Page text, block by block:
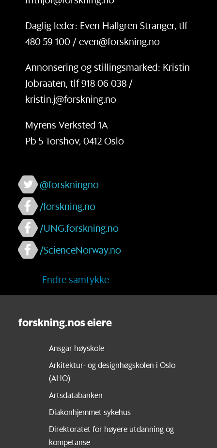
Daglig leder: Even Hallgren Stranger, tlf
480 59 100 / even@forskning.no
Annonsering og stillingsmarked: Kristin
Jobraaten, tlf 918 06 038 /
kristin.j@forskning.no
Myrens Verksted 1A
Pb 5 Torshov, 0412 Oslo
@forskningno
/forskning.no
/UNG.forskning.no
/ScienceNorway.no
Endre samtykke
forskning.nos eiere
Ansgar høyskole
Arkitektur- og designhøgskolen i Oslo
(AHO)
Artsdatabanken
Diakonhjemmet sykehus
Direktoratet for høyere utdanning og
kompetanse